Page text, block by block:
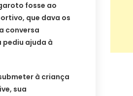
fosse ao
que dava os
conversa
pediu ajuda à
à criança
sua